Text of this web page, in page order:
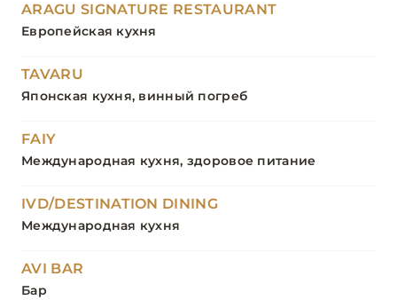
ARAGU SIGNATURE RESTAURANT
Европейская кухня
TAVARU
Японская кухня, винный погреб
FAIY
Международная кухня, здоровое питание
IVD/DESTINATION DINING
Международная кухня
AVI BAR
Бар